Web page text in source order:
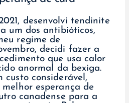
desenvolvi tendinite
um dos antibióticos,
regime de
decidi fazer a
que usa calor
anormal da bexiga.
custo considerável,
esperança de
canadense para a